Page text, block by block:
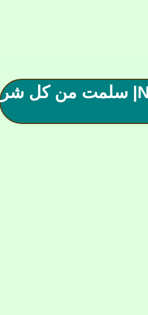
 ( 80 ) صحيفـة نـادي النصـر |Nassr F.C| سلمت من كل شر